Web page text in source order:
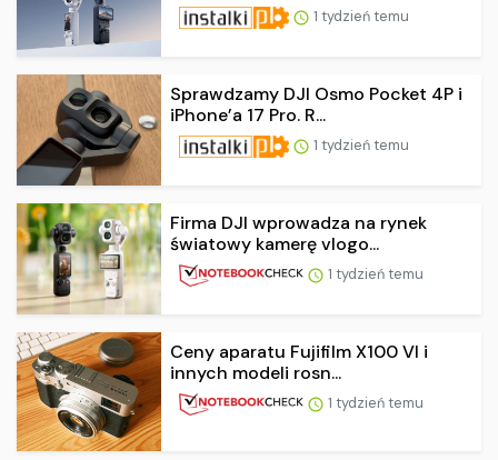
1 tydzień temu
Sprawdzamy DJI Osmo Pocket 4P i
iPhone’a 17 Pro. R...
1 tydzień temu
Firma DJI wprowadza na rynek
światowy kamerę vlogo...
1 tydzień temu
Ceny aparatu Fujifilm X100 VI i
innych modeli rosn...
1 tydzień temu